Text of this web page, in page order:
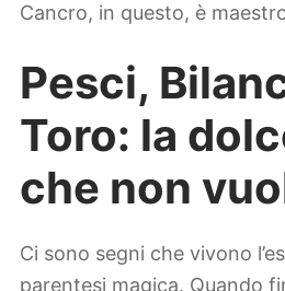
Cancro, in questo, è
Pesci,
Toro: la
che non
Ci sono segni che vivono
parentesi magica. Quando